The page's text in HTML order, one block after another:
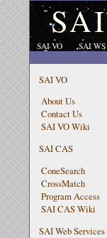
SAI VO SAI WS
SAI VO
About Us
Contact Us
SAI VO Wiki
SAI CAS
ConeSearch
CrossMatch
Program Access
SAI CAS Wiki
SAI Web Services